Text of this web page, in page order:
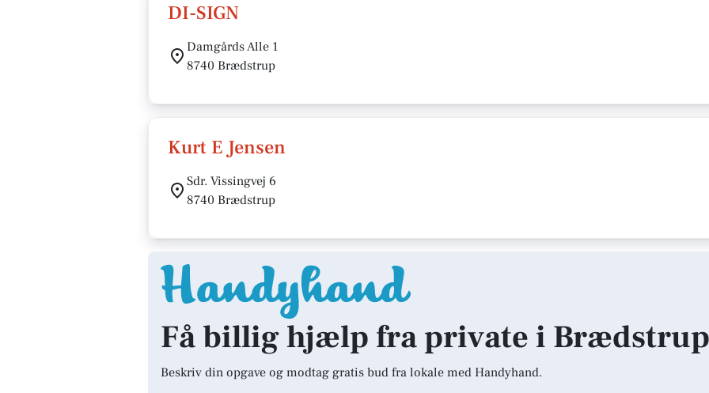
DI-SIGN
Damgårds Alle 1
8740 Brædstrup
Kurt E Jensen
Sdr. Vissingvej 6
8740 Brædstrup
Få billig hjælp fra private i Brædstrup
Beskriv din opgave og modtag gratis bud fra lokale med Handyhand.